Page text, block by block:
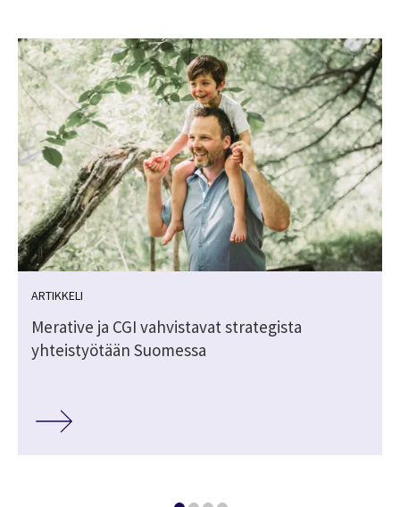
ARTIKKELI
Merative ja CGI vahvistavat strategista
yhteistyötään Suomessa